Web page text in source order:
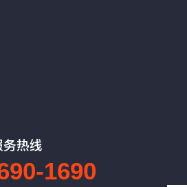
热线
1690